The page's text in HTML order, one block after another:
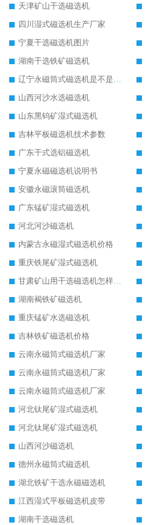
天津矿山干选磁选机
四川湿式磁选机生产厂家
宁夏干选磁选机图片
湖南干选铁矿磁选机
辽宁永磁筒式磁选机是不是强磁
山西河沙水选磁选机
山东黑钨矿湿式磁选机
吉林平板磁选机技术参数
广东干式选铝磁选机
宁夏永磁磁选机说明书
安徽永磁滚筒磁选机
广东锰矿湿式磁选机
河北河沙磁选机
内蒙古永磁湿式磁选机价格
重庆铁尾矿湿式磁选机
甘肃矿山用干选磁选机怎样调磁
湖南褐铁矿磁选机
重庆锰矿水选磁选机
吉林铁矿磁选机价格
云南永磁筒式磁选机厂家
云南永磁筒式磁选机厂家
云南永磁筒式磁选机厂家
河北钛尾矿湿式磁选机
河北钛尾矿湿式磁选机
山西河沙磁选机
德州永磁筒式磁选机
湖北铁矿干选永磁磁选机
江西湿式平板磁选机皮带
湖南干选磁选机